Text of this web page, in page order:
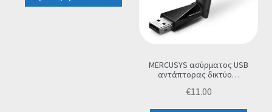
MERCUSYS ασύρματος USB
αντάπτορας δικτύο…
€11.00